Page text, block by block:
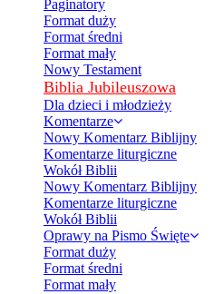
Paginatory
Format duży
Format średni
Format mały
Nowy Testament
Biblia Jubileuszowa
Dla dzieci i młodzieży
Komentarze
Nowy Komentarz Biblijny
Komentarze liturgiczne
Wokół Biblii
Nowy Komentarz Biblijny
Komentarze liturgiczne
Wokół Biblii
Oprawy na Pismo Święte
Format duży
Format średni
Format mały